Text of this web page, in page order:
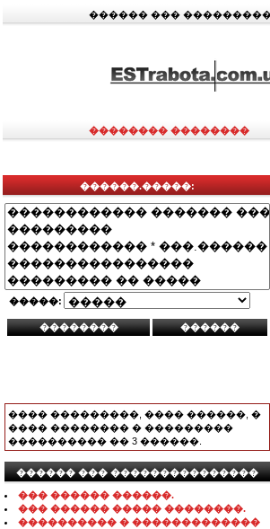
������ ���
�������� ��������
������.�����:
�����:
���� ���������, ���� ������, �
���� �������� � ���������
���������� �� 3 ������.
������ ��� ���������������
��� ������ ������.
��� ������ ����� ��������.
���������� � �������������